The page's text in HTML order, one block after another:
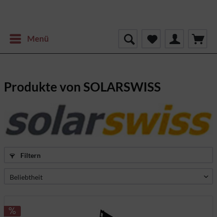
Menü
Produkte von SOLARSWISS
Filtern